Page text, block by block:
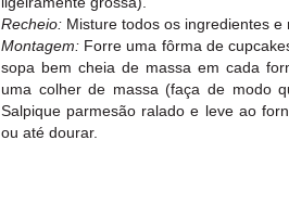
Recheio: Misture todos os ingredientes e
Montagem: Forre uma fôrma de
sopa bem cheia de massa em cada
uma colher de massa (faça de modo
Salpique parmesão ralado e leve ao
ou até dourar.